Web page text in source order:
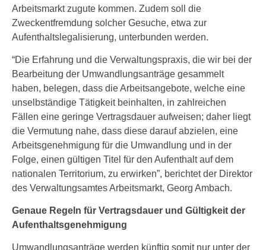
Arbeitsmarkt zugute kommen. Zudem soll die
Zweckentfremdung solcher Gesuche, etwa zur
Aufenthaltslegalisierung, unterbunden werden.
“Die Erfahrung und die Verwaltungspraxis, die wir bei der
Bearbeitung der Umwandlungsanträge gesammelt
haben, belegen, dass die Arbeitsangebote, welche eine
unselbständige Tätigkeit beinhalten, in zahlreichen
Fällen eine geringe Vertragsdauer aufweisen; daher liegt
die Vermutung nahe, dass diese darauf abzielen, eine
Arbeitsgenehmigung für die Umwandlung und in der
Folge, einen gültigen Titel für den Aufenthalt auf dem
nationalen Territorium, zu erwirken”, berichtet der Direktor
des Verwaltungsamtes Arbeitsmarkt, Georg Ambach.
Genaue Regeln für Vertragsdauer und Gültigkeit der
Aufenthaltsgenehmigung
Umwandlungsanträge werden künftig somit nur unter der